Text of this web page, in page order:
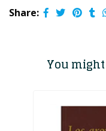
Share:
You